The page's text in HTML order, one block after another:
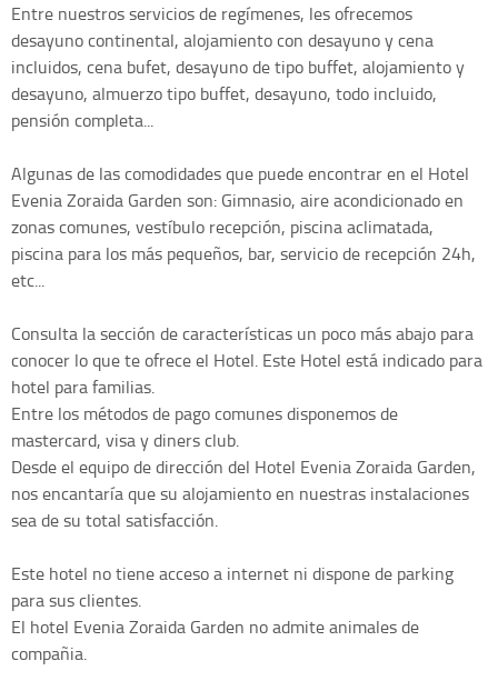
Entre nuestros servicios de regímenes, les ofrecemos
desayuno continental, alojamiento con desayuno y cena
incluidos, cena bufet, desayuno de tipo buffet, alojamiento y
desayuno, almuerzo tipo buffet, desayuno, todo incluido,
pensión completa...
Algunas de las comodidades que puede encontrar en el Hotel
Evenia Zoraida Garden son: Gimnasio, aire acondicionado en
zonas comunes, vestíbulo recepción, piscina aclimatada,
piscina para los más pequeños, bar, servicio de recepción 24h,
etc...
Consulta la sección de características un poco más abajo para
conocer lo que te ofrece el Hotel. Este Hotel está indicado para
hotel para familias.
Entre los métodos de pago comunes disponemos de
mastercard, visa y diners club.
Desde el equipo de dirección del Hotel Evenia Zoraida Garden,
nos encantaría que su alojamiento en nuestras instalaciones
sea de su total satisfacción.
Este hotel no tiene acceso a internet ni dispone de parking
para sus clientes.
El hotel Evenia Zoraida Garden no admite animales de
compañia.